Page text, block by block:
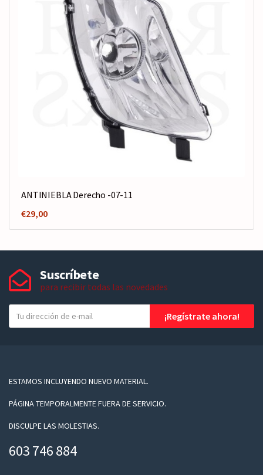
ANTINIEBLA Derecho -07-11
€29,00
Suscríbete
para recibir todas las novedades
u
a
l
¡Regístrate ahora!
ESTAMOS INCLUYENDO NUEVO MATERIAL.
PÁGINA TEMPORALMENTE FUERA DE SERVICIO.
DISCULPE LAS MOLESTIAS.
603 746 884